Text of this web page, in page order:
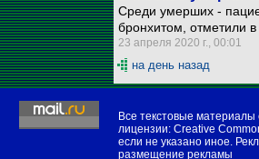
Среди умерших -
бронхитом, отметили
23 апреля 2020 г., 00:01
на день назад
Все текстовые
лицензии: Creative
если не указано иное.
размещение рекламы